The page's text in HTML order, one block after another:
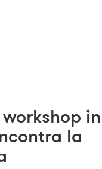
workshop in
la